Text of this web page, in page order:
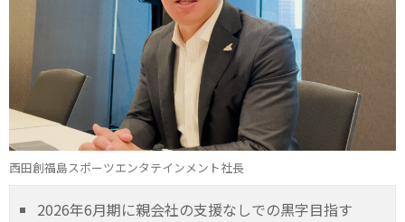
西田創福島スポーツエンタテインメント社長
2026年6月期に親会社の支援なしでの黒字目指す